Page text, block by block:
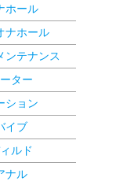
ホール
ナホール
ンテナンス
ター
ション
イブ
ルド
ナル